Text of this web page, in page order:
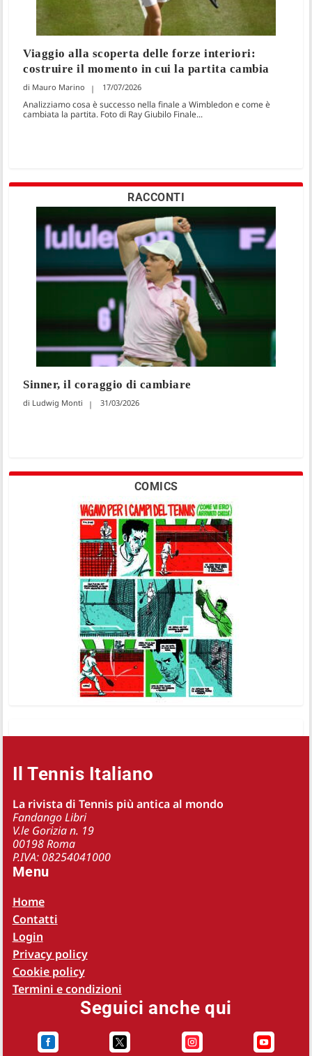
Viaggio alla scoperta delle forze interiori:
costruire il momento in cui la partita cambia
Mauro Marino 17/07/2026
Analizziamo cosa è successo nella finale a Wimbledon e come è
cambiata la partita. Foto di Ray Giubilo Finale...
RACCONTI
Sinner, il coraggio di cambiare
Ludwig Monti 31/03/2026
COMICS
Il Tennis Italiano
La rivista di Tennis più antica al mondo
Fandango Libri
V.le Gorizia n. 19
00198 Roma
P.IVA: 08254041000
Menu
Home
Contatti
Login
Privacy policy
Cookie policy
Termini e condizioni
Seguici anche qui
   